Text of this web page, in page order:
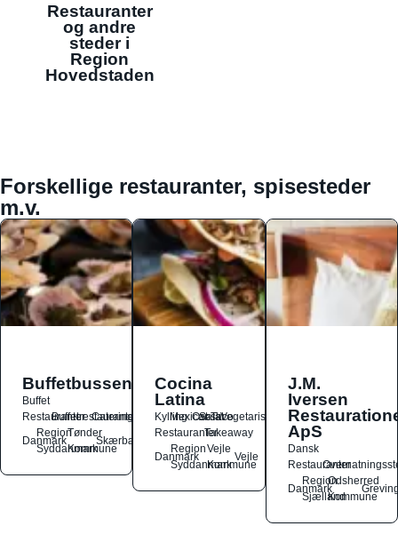
Restauranter
og andre
steder i
Region
Hovedstaden
Forskellige restauranter, spisesteder
m.v.
Buffetbussen
Buffet
Restauranter
Buffetrestauranter
Catering
Danmark
Region
Syddanmark
Tønder
Kommune
Skærbæk
Cocina
Latina
Kylling
Mexicansk
OstSalat
TacoVegetarisk
RestauranterTakeaway
Danmark
Region
Syddanmark
Vejle
Kommune
Vejle
J.M.
Iversen
ApS
Dansk
Restauranter
Danmark
Region
Sjælland
Odsherred
Kommune